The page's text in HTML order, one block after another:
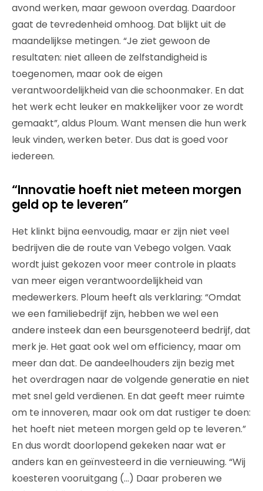
avond werken, maar gewoon overdag. Daardoor
gaat de tevredenheid omhoog. Dat blijkt uit de
maandelijkse metingen. “Je ziet gewoon de
resultaten: niet alleen de zelfstandigheid is
toegenomen, maar ook de eigen
verantwoordelijkheid van die schoonmaker. En dat
het werk echt leuker en makkelijker voor ze wordt
gemaakt”, aldus Ploum. Want mensen die hun werk
leuk vinden, werken beter. Dus dat is goed voor
iedereen.
“Innovatie hoeft niet meteen morgen
geld op te leveren”
Het klinkt bijna eenvoudig, maar er zijn niet veel
bedrijven die de route van Vebego volgen. Vaak
wordt juist gekozen voor meer controle in plaats
van meer eigen verantwoordelijkheid van
medewerkers. Ploum heeft als verklaring: “Omdat
we een familiebedrijf zijn, hebben we wel een
andere insteek dan een beursgenoteerd bedrijf, dat
merk je. Het gaat ook wel om efficiency, maar om
meer dan dat. De aandeelhouders zijn bezig met
het overdragen naar de volgende generatie en niet
met snel geld verdienen. En dat geeft meer ruimte
om te innoveren, maar ook om dat rustiger te doen:
het hoeft niet meteen morgen geld op te leveren.”
En dus wordt doorlopend gekeken naar wat er
anders kan en geïnvesteerd in die vernieuwing. “Wij
koesteren vooruitgang (…) Daar proberen we